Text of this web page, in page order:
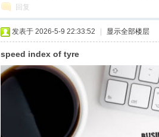
回复
发表于 2026-5-9 22:33:52 显示全部楼层
speed index of tyre